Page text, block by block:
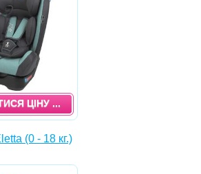
ЦІНУ ...
(0 - 18 кг.)